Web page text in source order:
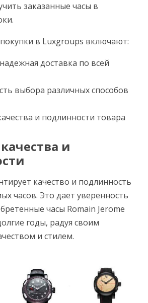
заказанные часы в
в Luxgroups включают:
доставка по всей
выбора различных способов
и подлинности товара
и
качество и подлинность
часов. Это дает уверенность
часы Romain Jerome
годы, радуя своим
и стилем.